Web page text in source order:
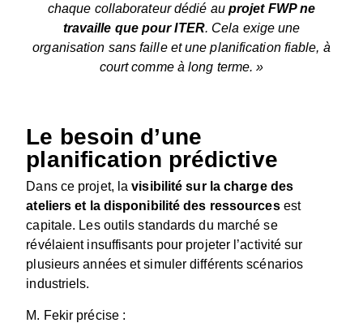
chaque collaborateur dédié au projet FWP ne
travaille que pour ITER. Cela exige une
organisation sans faille et une planification fiable, à
court comme à long terme. »
Le besoin d’une
planification prédictive
Dans ce projet, lavisibilité sur la charge des
ateliers et la disponibilité des ressourcesest
capitale. Les outils standards du marché se
révélaient insuffisants pour projeter l’activité sur
plusieurs années et simuler différents scénarios
industriels.
M. Fekir précise :